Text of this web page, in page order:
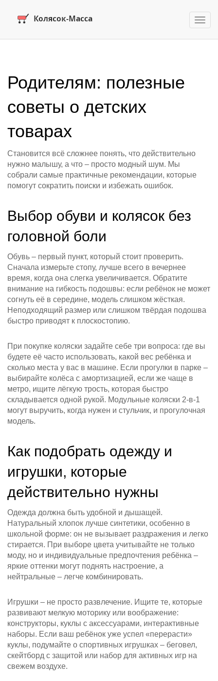
Родителям: полезные
советы о детских
товарах
Становится всё сложнее понять, что действительно
нужно малышу, а что – просто модный шум. Мы
собрали самые практичные рекомендации, которые
помогут сократить поиски и избежать ошибок.
Выбор обуви и колясок без
головной боли
Обувь – первый пункт, который стоит проверить.
Сначала измерьте стопу, лучше всего в вечернее
время, когда она слегка увеличивается. Обратите
внимание на гибкость подошвы: если ребёнок не может
согнуть её в середине, модель слишком жёсткая.
Неподходящий размер или слишком твёрдая подошва
быстро приводят к плоскостопию.
При покупке коляски задайте себе три вопроса: где вы
будете её часто использовать, какой вес ребёнка и
сколько места у вас в машине. Если прогулки в парке –
выбирайте колёса с амортизацией, если же чаще в
метро, ищите лёгкую трость, которая быстро
складывается одной рукой. Модульные коляски 2‑в‑1
могут выручить, когда нужен и стульчик, и прогулочная
модель.
Как подобрать одежду и
игрушки, которые
действительно нужны
Одежда должна быть удобной и дышащей.
Натуральный хлопок лучше синтетики, особенно в
школьной форме: он не вызывает раздражения и легко
стирается. При выборе цвета учитывайте не только
моду, но и индивидуальные предпочтения ребёнка –
яркие оттенки могут поднять настроение, а
нейтральные – легче комбинировать.
Игрушки – не просто развлечение. Ищите те, которые
развивают мелкую моторику или воображение:
конструкторы, куклы с аксессуарами, интерактивные
наборы. Если ваш ребёнок уже успел «перерасти»
куклы, подумайте о спортивных игрушках – беговел,
скейтборд с защитой или набор для активных игр на
свежем воздухе.